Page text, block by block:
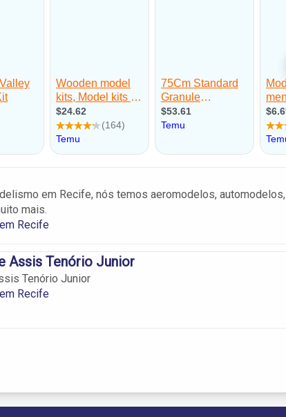
em Recife, nós temos aeromodelos, automodelos,
mais.
Recife
Assis Tenório Junior
Tenório Junior
Recife